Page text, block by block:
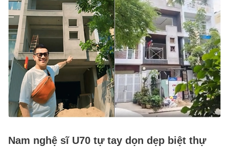
Nam nghệ sĩ U70 tự tay dọn dẹp biệt thự